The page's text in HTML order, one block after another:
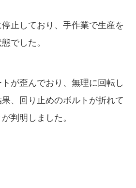
止しており、手作業で生産を
でした。
が歪んでおり、無理に回転し
、回り止めのボルトが折れて
判明しました。